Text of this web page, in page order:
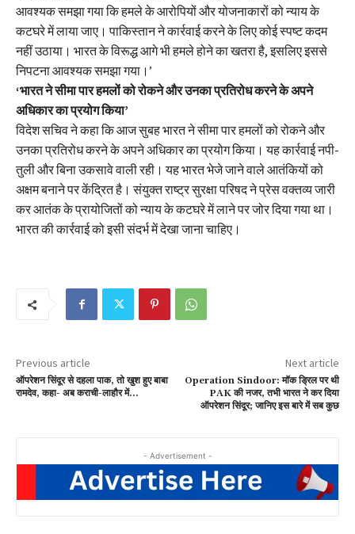
आवश्यक समझा गया कि हमले के आरोपियों और योजनाकारों को न्याय के
कटघरे में लाया जाए। पाकिस्तान ने कार्रवाई करने के लिए कोई स्पष्ट कदम
नहीं उठाया। भारत के विरूद्ध आगे भी हमले होने का खतरा है, इसलिए इससे
निपटना आवश्यक समझा गया।’
‘भारत ने सीमा पार हमलों को रोकने और उनका प्रतिरोध करने के अपने
अधिकार का प्रयोग किया’
विदेश सचिव ने कहा कि आज सुबह भारत ने सीमा पार हमलों को रोकने और
उनका प्रतिरोध करने के अपने अधिकार का प्रयोग किया। यह कार्रवाई नपी-
तुली और बिना उकसावे वाली रही। यह भारत भेजे जाने वाले आतंकियों को
अक्षम बनाने पर केंद्रित है। संयुक्त राष्ट्र सुरक्षा परिषद ने प्रेस वक्तव्य जारी
कर आतंक के प्रायोजितों को न्याय के कटघरे में लाने पर जोर दिया गया था।
भारत की कार्रवाई को इसी संदर्भ में देखा जाना चाहिए।
Previous article
ऑपरेशन सिंदूर से दहला पाक, तो खुश हुए बाबा
रामदेव, कहा- अब कराची-लाहौर में…
Next article
Operation Sindoor: मॉक ड्रिल पर थी
PAK की नजर, तभी भारत ने कर दिया
ऑपरेशन सिंदूर; जानिए इस बारे में सब कुछ
- Advertisement -